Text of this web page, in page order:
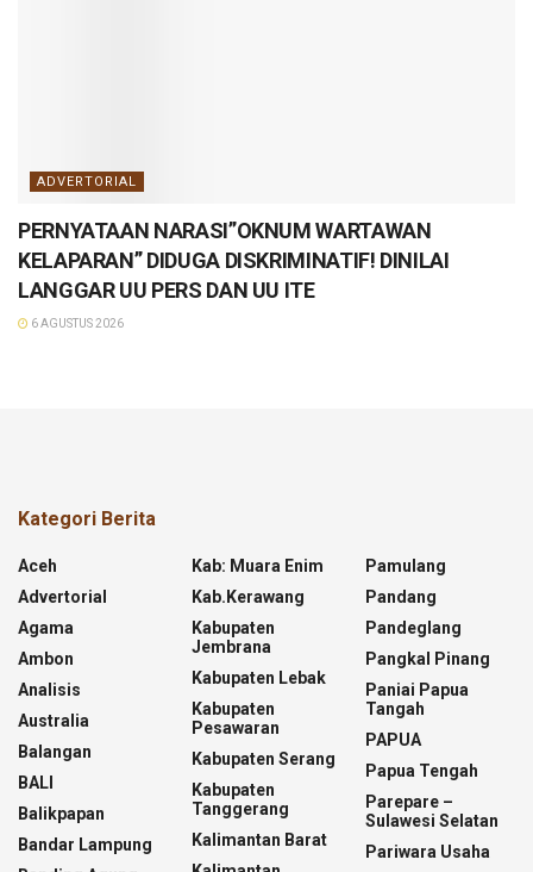
ADVERTORIAL
PERNYATAAN NARASI”OKNUM WARTAWAN
KELAPARAN” DIDUGA DISKRIMINATIF! DINILAI
LANGGAR UU PERS DAN UU ITE
6 AGUSTUS 2026
Kategori Berita
Aceh
Advertorial
Agama
Ambon
Analisis
Australia
Balangan
BALI
Balikpapan
Bandar Lampung
Kab: Muara Enim
Kab.kerawang
Kabupaten
Jembrana
Kabupaten Lebak
Kabupaten
Pesawaran
Kabupaten Serang
Kabupaten
Tanggerang
Kalimantan Barat
Pamulang
Pandang
Pandeglang
Pangkal Pinang
Paniai Papua
Tangah
PAPUA
Papua Tengah
Parepare –
Sulawesi Selatan
Pariwara Usaha